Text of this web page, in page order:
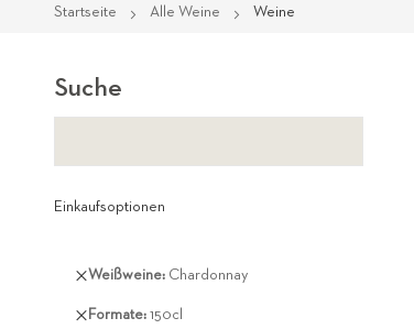
Startseite Alle Weine Weine
Suche
Einkaufsoptionen
Weißweine Chardonnay
Diesen
entfernen
Formate 150cl
Diesen